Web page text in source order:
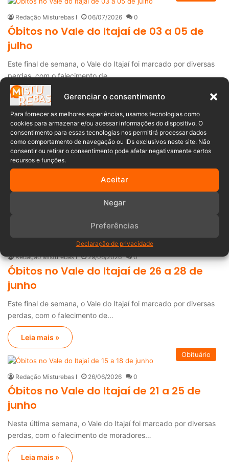
Gerenciar o consentimento
Para fornecer as melhores experiências, usamos tecnologias como
cookies para armazenar e/ou acessar informações do dispositivo. O
consentimento para essas tecnologias nos permitirá processar dados
como comportamento de navegação ou IDs exclusivos neste site. Não
consentir ou retirar o consentimento pode afetar negativamente certos
recursos e funções.
Aceitar
Negar
Preferências
Declaração de privacidade
Redação Misturebas I 06/07/2026 0
Óbitos no Vale do Itajaí de 03 a 05 de
julho
Este final de semana, o Vale do Itajaí foi marcado por diversas
perdas, com o falecimento de…
Leia mais »
Obituário
Redação Misturebas I 03/07/2026 0
Óbitos no Vale do Itajaí de 29 de junho a
02 de julho
Nesta última semana, o Vale do Itajaí foi marcado por diversas
perdas, com o falecimento de moradores…
Redação Misturebas I 29/06/2026 0
Óbitos no Vale do Itajaí de 26 a 28 de
junho
Este final de semana, o Vale do Itajaí foi marcado por diversas
perdas, com o falecimento de…
Leia mais »
Obituário
Redação Misturebas I 26/06/2026 0
Óbitos no Vale do Itajaí de 21 a 25 de
junho
Nesta última semana, o Vale do Itajaí foi marcado por diversas
perdas, com o falecimento de moradores…
Leia mais »